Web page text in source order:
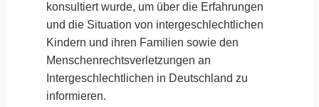
konsultiert wurde, um über die Erfahrungen
und die Situation von intergeschlechtlichen
Kindern und ihren Familien sowie den
Menschenrechtsverletzungen an
Intergeschlechtlichen in Deutschland zu
informieren.